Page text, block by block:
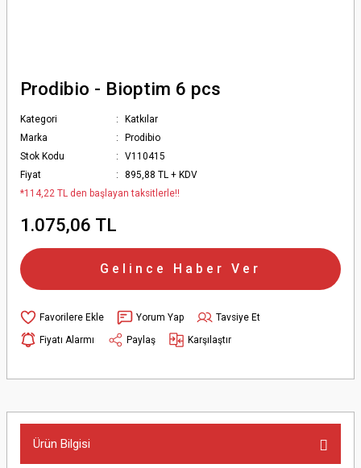
Prodibio - Bioptim 6 pcs
Kategori
Katkılar
Marka
Prodibio
Stok Kodu
V110415
Fiyat
895,88 TL + KDV
*114,22 TL den başlayan taksitlerle!!
1.075,06 TL
Gelince Haber Ver
Yorum Yap
Tavsiye Et
Fiyatı Alarmı
Paylaş Karşılaştır
Ürün Bilgisi